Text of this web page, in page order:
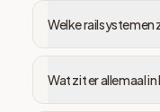
Welke railsystemen
Wat zit er allemaal